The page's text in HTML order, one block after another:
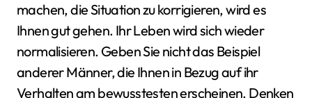
machen, die Situation zu korrigieren, wird es
Ihnen gut gehen. Ihr Leben wird sich wieder
normalisieren. Geben Sie nicht das Beispiel
anderer Männer, die Ihnen in Bezug auf ihr
Verhalten am bewusstesten erscheinen. Denken